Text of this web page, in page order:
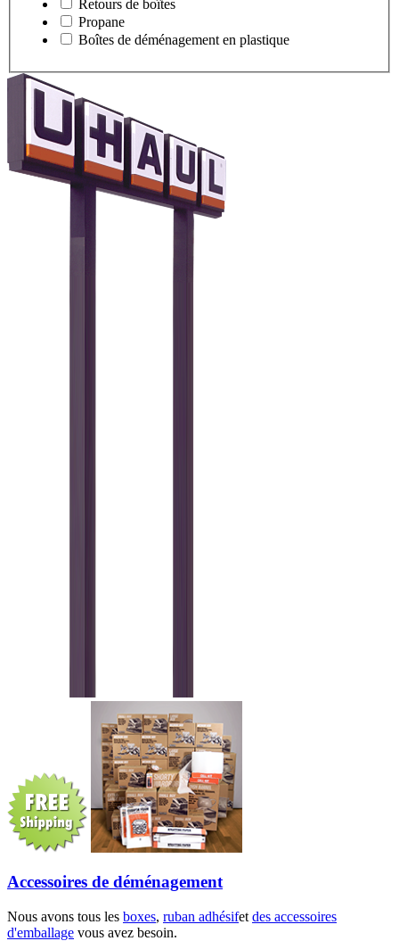
Retours de boîtes
Propane
Boîtes de déménagement en plastique
Accessoires de déménagement
Nous avons tous les boxes, ruban adhésifet des accessoires
d'emballage vous avez besoin.